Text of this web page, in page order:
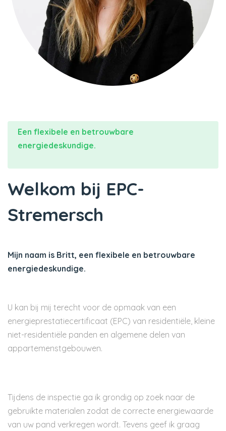
Een flexibele en betrouwbare
energiedeskundige.
Welkom bij EPC-
Stremersch
Mijn naam is Britt, een flexibele en betrouwbare
energiedeskundige.
U kan bij mij terecht voor de opmaak van een
energieprestatiecertificaat (EPC) van residentiële, kleine
niet-residentiële panden en algemene delen van
appartemenstgebouwen.
Tijdens de inspectie ga ik grondig op zoek naar de
gebruikte materialen zodat de correcte energiewaarde
van uw pand verkregen wordt. Tevens geef ik graag